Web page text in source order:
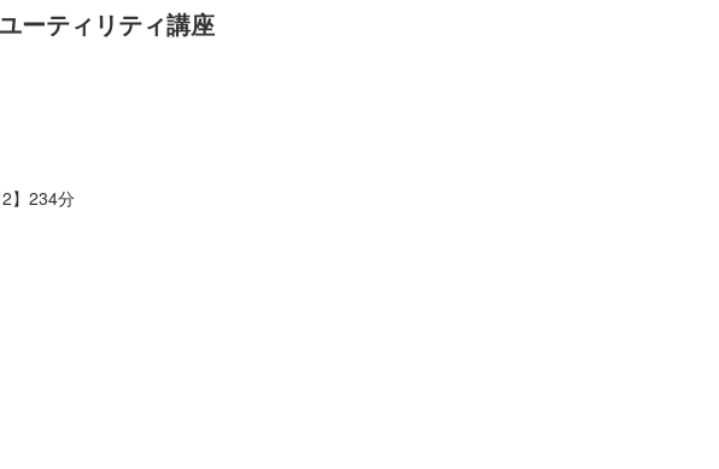
ーティリティ講座
2】234分